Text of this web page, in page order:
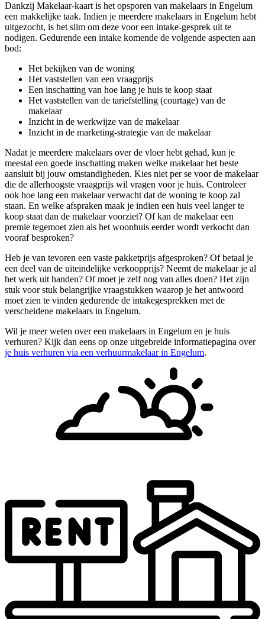
Dankzij Makelaar-kaart is het opsporen van makelaars in Engelum
een makkelijke taak. Indien je meerdere makelaars in Engelum hebt
uitgezocht, is het slim om deze voor een intake-gesprek uit te
nodigen. Gedurende een intake komende de volgende aspecten aan
bod:
Het bekijken van de woning
Het vaststellen van een vraagprijs
Een inschatting van hoe lang je huis te koop staat
Het vaststellen van de tariefstelling (courtage) van de
makelaar
Inzicht in de werkwijze van de makelaar
Inzicht in de marketing-strategie van de makelaar
Nadat je meerdere makelaars over de vloer hebt gehad, kun je
meestal een goede inschatting maken welke makelaar het beste
aansluit bij jouw omstandigheden. Kies niet per se voor de makelaar
die de allerhoogste vraagprijs wil vragen voor je huis. Controleer
ook hoe lang een makelaar verwacht dat de woning te koop zal
staan. En welke afspraken maak je indien een huis veel langer te
koop staat dan de makelaar voorziet? Of kan de makelaar een
premie tegemoet zien als het woonhuis eerder wordt verkocht dan
vooraf besproken?
Heb je van tevoren een vaste pakketprijs afgesproken? Of betaal je
een deel van de uiteindelijke verkoopprijs? Neemt de makelaar je al
het werk uit handen? Of moet je zelf nog van alles doen? Het zijn
stuk voor stuk belangrijke vraagstukken waarop je het antwoord
moet zien te vinden gedurende de intakegesprekken met de
verscheidene makelaars in Engelum.
Wil je meer weten over een makelaars in Engelum en je huis
verhuren? Kijk dan eens op onze uitgebreide informatiepagina over
je huis verhuren via een verhuurmakelaar in Engelum.